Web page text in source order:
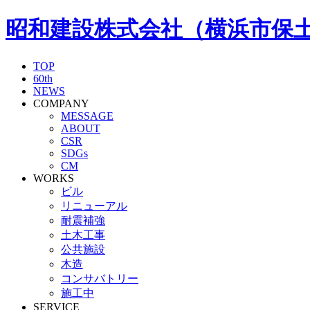
昭和建設株式会社（横浜市保
TOP
60th
NEWS
COMPANY
MESSAGE
ABOUT
CSR
SDGs
CM
WORKS
ビル
リニューアル
耐震補強
土木工事
公共施設
木造
コンサバトリー
施工中
SERVICE